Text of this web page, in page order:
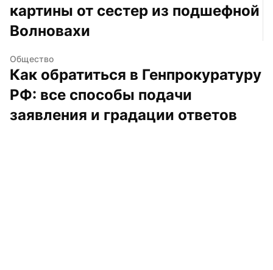
картины от сестер из подшефной
Волновахи
Общество
Как обратиться в Генпрокуратуру
РФ: все способы подачи
заявления и градации ответов